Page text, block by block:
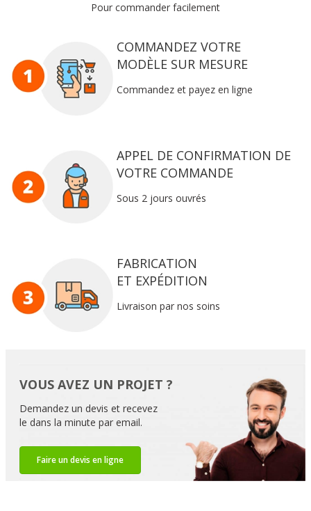
Pour commander facilement
COMMANDEZ VOTRE
MODÈLE SUR MESURE
Commandez et payez en ligne
APPEL DE CONFIRMATION DE
VOTRE COMMANDE
Sous 2 jours ouvrés
FABRICATION
ET EXPÉDITION
Livraison par nos soins
VOUS AVEZ UN PROJET ?
Demandez un devis et recevez
le dans la minute par email.
Faire un devis en ligne